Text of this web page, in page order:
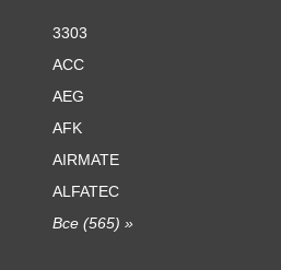
3303
ACC
AEG
AFK
AIRMATE
ALFATEC
Все (565) »